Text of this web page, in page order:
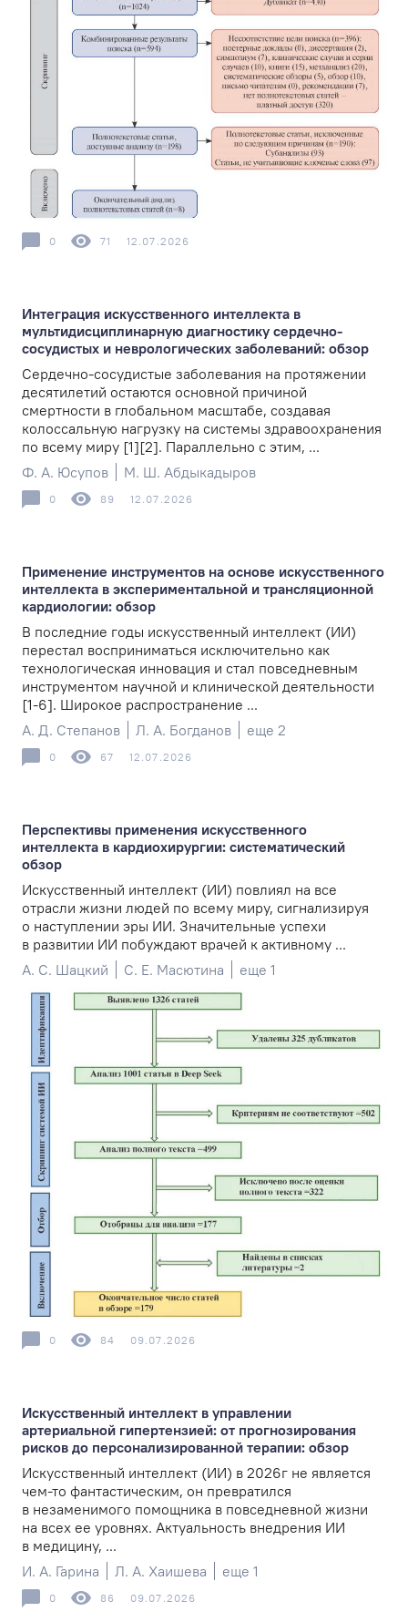
0 71 12.07.2026
Интеграция искусственного интеллекта в
мультидисциплинарную диагностику сердечно-
сосудистых и неврологических заболеваний: обзор
Сердечно-сосудистые заболевания на протяжении
десятилетий остаются основной причиной
смертности в глобальном масштабе, создавая
колоссальную нагрузку на системы здравоохранения
по всему миру [1][2]. Параллельно с этим, ...
Ф. А. Юсупов
М. Ш. Абдыкадыров
0 89 12.07.2026
Применение инструментов на основе искусственного
интеллекта в экспериментальной и трансляционной
кардиологии: обзор
В последние годы искусственный интеллект (ИИ)
перестал восприниматься исключительно как
технологическая инновация и стал повседневным
инструментом научной и клинической деятельности
[1-6]. Широкое распространение ...
А. Д. Степанов
Л. А. Богданов еще 2
0 67 12.07.2026
Перспективы применения искусственного
интеллекта в кардиохирургии: систематический
обзор
Искусственный интеллект (ИИ) повлиял на все
отрасли жизни людей по всему миру, сигнализируя
о наступлении эры ИИ. Значительные успехи
в развитии ИИ побуждают врачей к активному ...
А. С. Шацкий
С. Е. Масютина еще 1
0 84 09.07.2026
Искусственный интеллект в управлении
артериальной гипертензией: от прогнозирования
рисков до персонализированной терапии: обзор
Искусственный интеллект (ИИ) в 2026г не является
чем-то фантастическим, он превратился
в незаменимого помощника в повседневной жизни
на всех ее уровнях. Актуальность внедрения ИИ
в медицину, ...
И. А. Гарина
Л. А. Хаишева еще 1
0 86 09.07.2026